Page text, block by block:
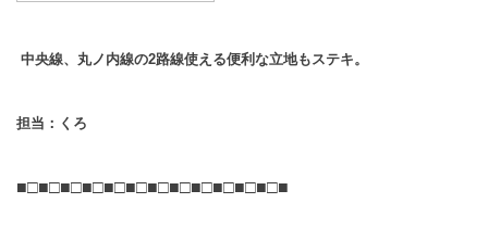
中央線、丸ノ内線の2路線使える便利な立地もステキ。
担当：くろ
■□■□■□■□■□■□■□■□■□■□■□■□■